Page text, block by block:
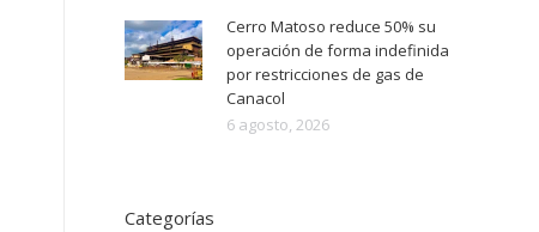
Cerro Matoso reduce 50% su
operación de forma indefinida
por restricciones de gas de
Canacol
6 agosto, 2026
Categorías